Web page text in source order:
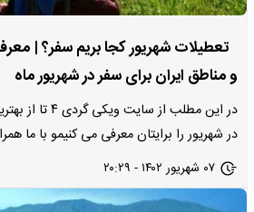
و مناطق ایران برای سفر در شهریور ماه
در این مطلب از
در شهریور را برایتان معرفی می کنیمو با ما
۰۷ شهریور ۱۴۰۲ - ۲۰:۲۹